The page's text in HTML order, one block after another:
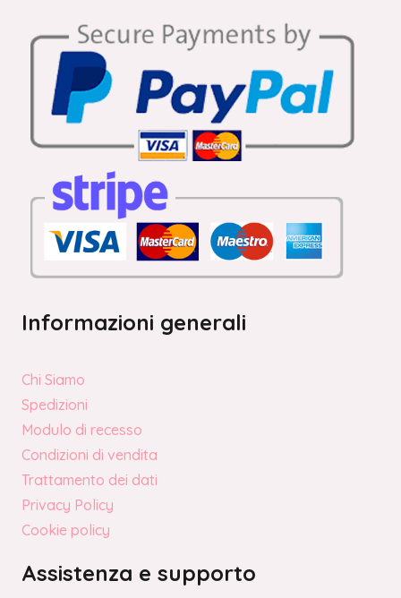
Informazioni generali
Chi Siamo
Spedizioni
Modulo di recesso
Condizioni di vendita
Trattamento dei dati
Privacy Policy
Cookie policy
Assistenza e supporto